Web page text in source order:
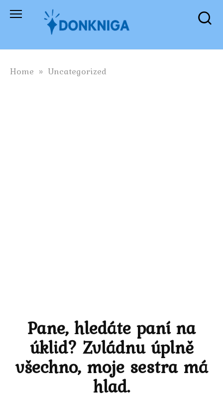
Skip
Home » Uncategorized
Pane, hledáte paní na
úklid? Zvládnu úplně
všechno, moje sestra má
hlad.